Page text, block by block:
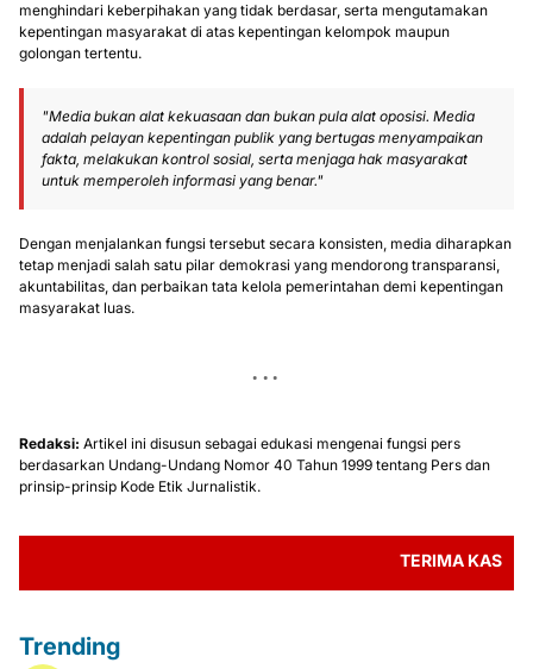
menghindari keberpihakan yang tidak berdasar, serta mengutamakan
kepentingan masyarakat di atas kepentingan kelompok maupun
golongan tertentu.
"Media bukan alat kekuasaan dan bukan pula alat oposisi. Media
adalah pelayan kepentingan publik yang bertugas menyampaikan
fakta, melakukan kontrol sosial, serta menjaga hak masyarakat
untuk memperoleh informasi yang benar."
Dengan menjalankan fungsi tersebut secara konsisten, media diharapkan
tetap menjadi salah satu pilar demokrasi yang mendorong transparansi,
akuntabilitas, dan perbaikan tata kelola pemerintahan demi kepentingan
masyarakat luas.
Redaksi: Artikel ini disusun sebagai edukasi mengenai fungsi pers
berdasarkan Undang-Undang Nomor 40 Tahun 1999 tentang Pers dan
prinsip-prinsip Kode Etik Jurnalistik.
TERIMA KASIH
Trending